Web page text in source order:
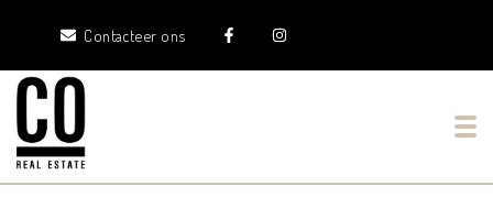
Contacteer ons